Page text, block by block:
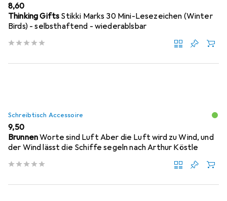
EUR
8,60
Thinking Gifts Stikki Marks 30 Mini-Lesezeichen (Winter
Birds) - selbsthaftend - wiederablsbar
Schreibtisch Accessoire
EUR
9,50
BrunnenWorte sind Luft Aber die Luft wird zu Wind, und
der Wind lässt die Schiffe segeln nach Arthur Köstle